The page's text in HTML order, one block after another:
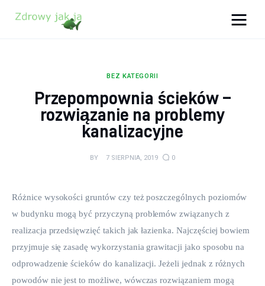
Zdrowy jak ja
Uroda
Kontakt
BEZ KATEGORII
Przepompownia ścieków –
rozwiązanie na problemy
kanalizacyjne
BY 7 SIERPNIA, 2019 0
Różnice wysokości gruntów czy też poszczególnych poziomów
w budynku mogą być przyczyną problemów związanych z
realizacja przedsięwzięć takich jak łazienka. Najczęściej bowiem
przyjmuje się zasadę wykorzystania grawitacji jako sposobu na
odprowadzenie ścieków do kanalizacji. Jeżeli jednak z różnych
powodów nie jest to możliwe, wówczas rozwiązaniem mogą